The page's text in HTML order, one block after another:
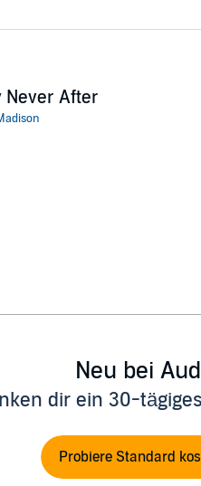
Never After
Neu bei
dir ein 30-
Probiere Standard